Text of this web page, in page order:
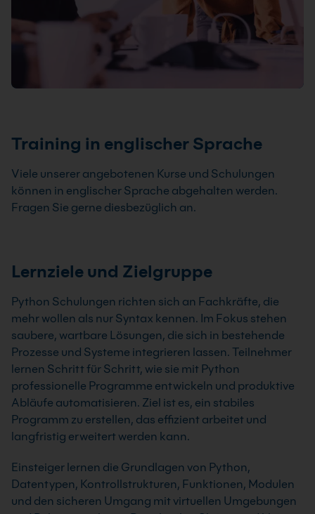
Training in englischer Sprache
Viele unserer angebotenen Kurse und Schulungen
können in englischer Sprache abgehalten werden.
Fragen Sie gerne diesbezüglich an.
Lernziele und Zielgruppe
Python Schulungen richten sich an Fachkräfte, die
mehr wollen als nur Syntax kennen. Im Fokus stehen
saubere, wartbare Lösungen, die sich in bestehende
Prozesse und Systeme integrieren lassen. Teilnehmer
lernen Schritt für Schritt, wie sie mit Python
professionelle Programme entwickeln und produktive
Abläufe automatisieren. Ziel ist es, ein stabiles
Programm zu erstellen, das effizient arbeitet und
langfristig erweitert werden kann.
Einsteiger lernen die Grundlagen von Python,
Datentypen, Kontrollstrukturen, Funktionen, Modulen
und den sicheren Umgang mit virtuellen Umgebungen